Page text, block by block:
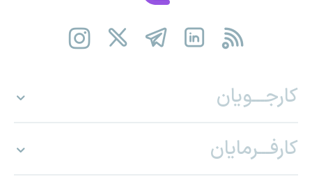
کارجـــویان
کارفـــرمایان